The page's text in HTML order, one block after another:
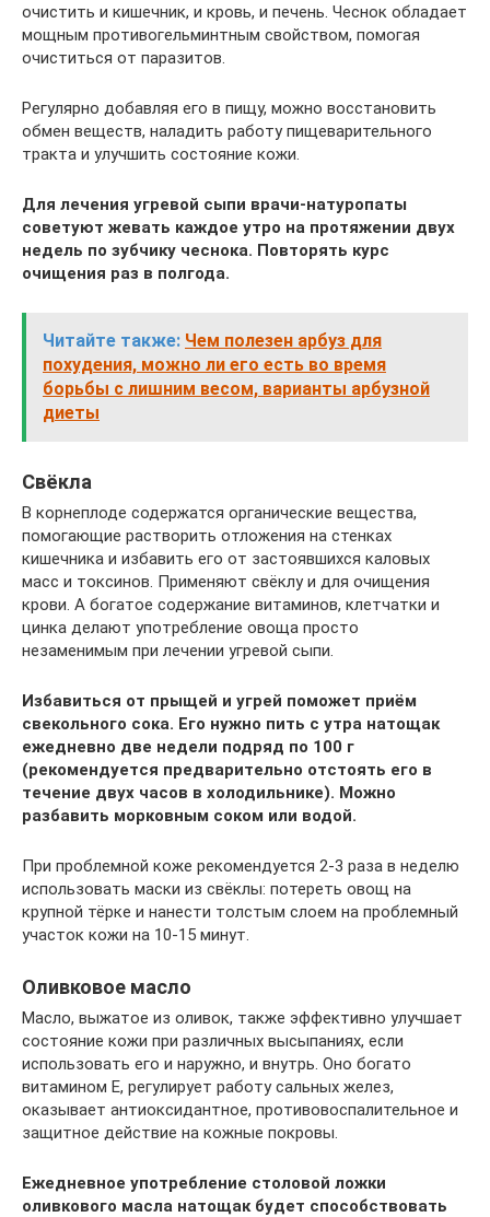
очистить и кишечник, и кровь, и печень. Чеснок обладает
мощным противогельминтным свойством, помогая
очиститься от паразитов.
Регулярно добавляя его в пищу, можно восстановить
обмен веществ, наладить работу пищеварительного
тракта и улучшить состояние кожи.
Для лечения угревой сыпи врачи-натуропаты
советуют жевать каждое утро на протяжении двух
недель по зубчику чеснока. Повторять курс
очищения раз в полгода.
Читайте также: Чем полезен арбуз для
похудения, можно ли его есть во время
борьбы с лишним весом, варианты арбузной
диеты
Свёкла
В корнеплоде содержатся органические вещества,
помогающие растворить отложения на стенках
кишечника и избавить его от застоявшихся каловых
масс и токсинов. Применяют свёклу и для очищения
крови. А богатое содержание витаминов, клетчатки и
цинка делают употребление овоща просто
незаменимым при лечении угревой сыпи.
Избавиться от прыщей и угрей поможет приём
свекольного сока. Его нужно пить с утра натощак
ежедневно две недели подряд по 100 г
(рекомендуется предварительно отстоять его в
течение двух часов в холодильнике). Можно
разбавить морковным соком или водой.
При проблемной коже рекомендуется 2-3 раза в неделю
использовать маски из свёклы: потереть овощ на
крупной тёрке и нанести толстым слоем на проблемный
участок кожи на 10-15 минут.
Оливковое масло
Масло, выжатое из оливок, также эффективно улучшает
состояние кожи при различных высыпаниях, если
использовать его и наружно, и внутрь. Оно богато
витамином Е, регулирует работу сальных желез,
оказывает антиоксидантное, противовоспалительное и
защитное действие на кожные покровы.
Ежедневное употребление столовой ложки
оливкового масла натощак будет способствовать